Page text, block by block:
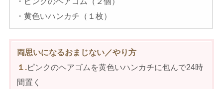
・黄色いハンカチ（１枚）
両思いになるおまじない／やり方
１.ピンクのヘアゴムを黄色いハンカチに包んで24時
間置く